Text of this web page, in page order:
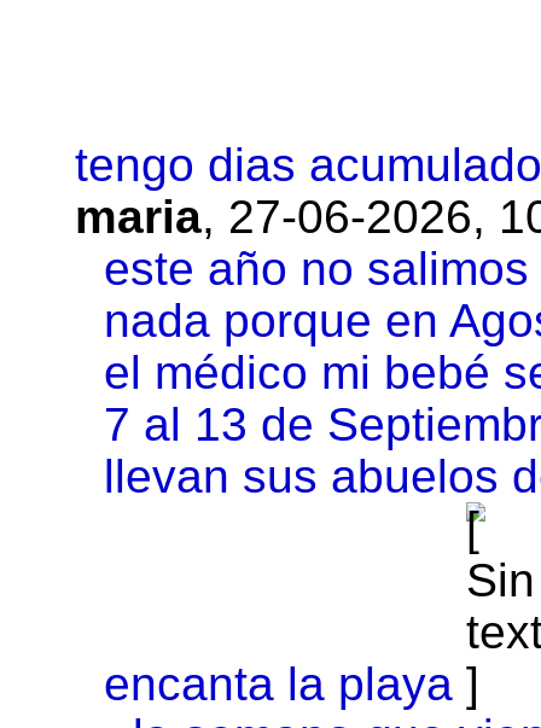
tengo dias
maria, 27-06-2026,
este año no
nada porque en
el médico mi bebé
7 al 13 de
llevan sus abuelos
encanta la playa